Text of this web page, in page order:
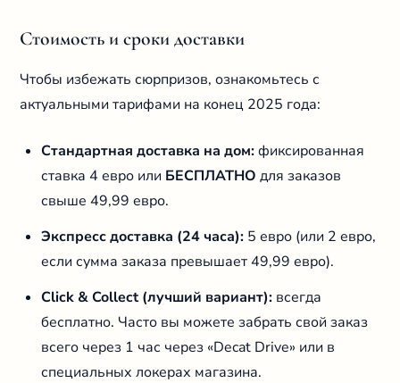
Стоимость и сроки доставки
Чтобы избежать сюрпризов, ознакомьтесь с
актуальными тарифами на конец 2025 года:
Стандартная доставка на дом:фиксированная
ставка 4 евро или БЕСПЛАТНО для заказов
свыше 49,99 евро.
Экспресс доставка (24 часа): 5 евро (или 2 евро,
если сумма заказа превышает 49,99 евро).
Click & Collect (лучший вариант): всегда
бесплатно. Часто вы можете забрать свой заказ
всего через 1 час через «Decat Drive» или в
специальных локерах магазина.